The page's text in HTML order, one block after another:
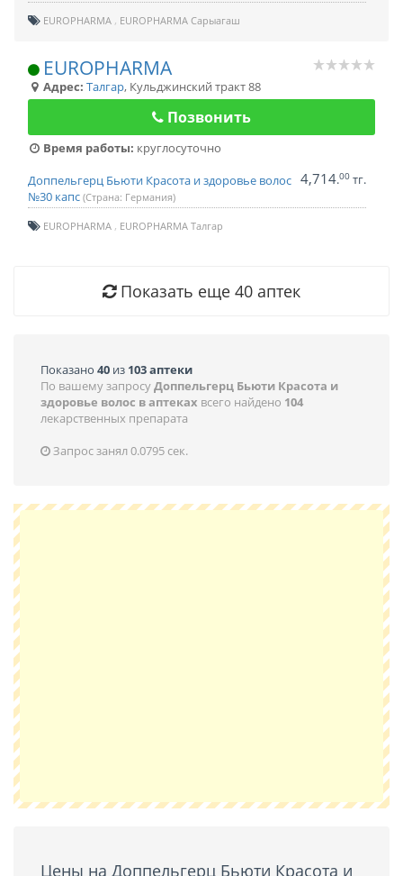
EUROPHARMA EUROPHARMA Сарыагаш
EUROPHARMA
Адрес: Талгар, Кульджинский тракт 88
Позвонить
Время работы: круглосуточно
Доппельгерц Бьюти Красота и здоровье волос
№30 капс (Страна: Германия)
4,714.00 тг.
EUROPHARMA EUROPHARMA Талгар
Показать еще 40 аптек
Показано 40 из 103 аптеки
По вашему запросуДоппельгерц Бьюти Красота и
здоровье волос в аптеках всего найдено 104
лекарственных препарата
Запрос занял 0.0795 сек.
Цены на Доппельгерц Бьюти Красота и